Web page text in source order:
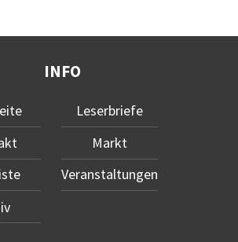
INFO
Leserbriefe
Markt
Veranstaltungen